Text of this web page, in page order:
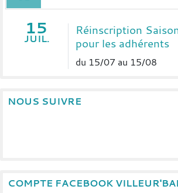
15
JUIL.
Réinscription
pour les adhérents
du 15/07 au 15/08
NOUS SUIVRE
COMPTE FACEBOOK